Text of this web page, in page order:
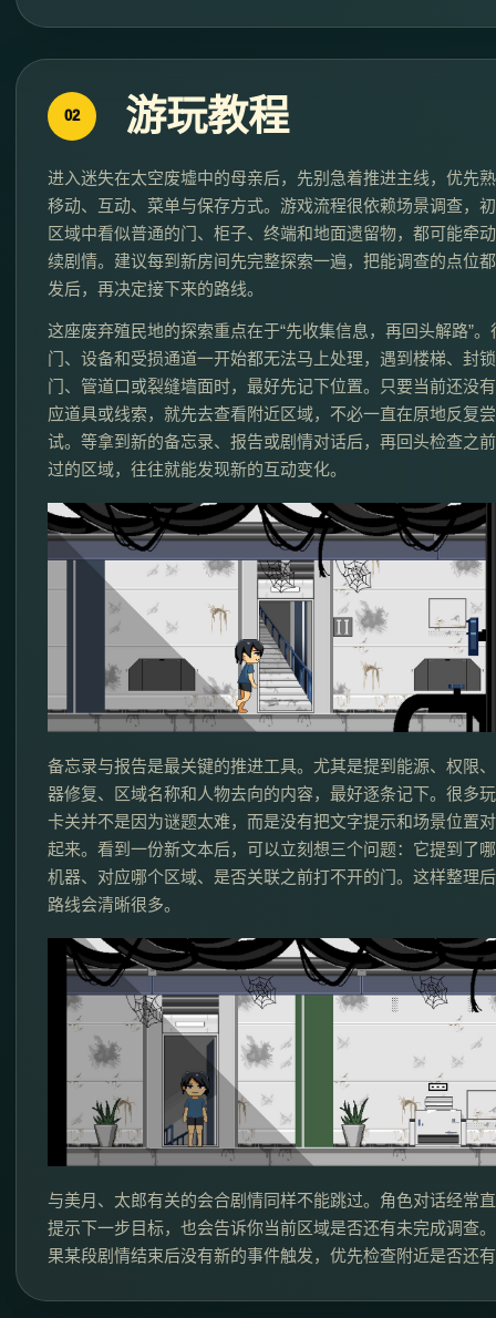
02 游玩教程
进入迷失在太空废墟中的母亲后，先别急着推进主线，优先
移动、互动、菜单与保存方式。游戏流程很依赖场景调查，
区域中看似普通的门、柜子、终端和地面遗留物，都可能牵
续剧情。建议每到新房间先完整探索一遍，把能调查的点位
发后，再决定接下来的路线。
这座废弃殖民地的探索重点在于“先收集信息，再回头解路”。
门、设备和受损通道一开始都无法马上处理，遇到楼梯、封锁
门、管道口或裂缝墙面时，最好先记下位置。只要当前还没
应道具或线索，就先去查看附近区域，不必一直在原地反复尝
试。等拿到新的备忘录、报告或剧情对话后，再回头检查之
过的区域，往往就能发现新的互动变化。
备忘录与报告是最关键的推进工具。尤其是提到能源、权限
器修复、区域名称和人物去向的内容，最好逐条记下。很多
卡关并不是因为谜题太难，而是没有把文字提示和场景位置
起来。看到一份新文本后，可以立刻想三个问题：它提到了
机器、对应哪个区域、是否关联之前打不开的门。这样整理
路线会清晰很多。
与美月、太郎有关的会合剧情同样不能跳过。角色对话经常
提示下一步目标，也会告诉你当前区域是否还有未完成调查
果某段剧情结束后没有新的事件触发，优先检查附近是否还